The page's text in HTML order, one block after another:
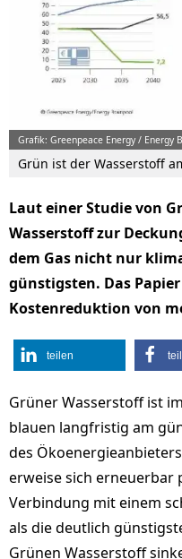
Grafik: Greenpeace Energy / Energy
Grün ist der Wasserstoff
Laut einer Studie von
Wasserstoff zur
dem Gas nicht nur
günstigsten. Das
Kostenreduktion von
teilen
Grüner Wasserstoff ist
blauen langfristig am
des
erweise sich
Verbindung mit einem
als die deutlich
Grünen Wasserstoff